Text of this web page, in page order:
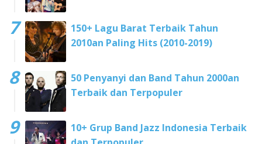
150+ Lagu Barat Terbaik Tahun
2010an Paling Hits (2010-2019)
50 Penyanyi dan Band Tahun 2000an
Terbaik dan Terpopuler
10+ Grup Band Jazz Indonesia Terbaik